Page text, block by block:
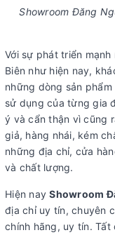
Showroom Đăng
Với sự phát triển
Biên như hiện nay,
những dòng sản
sử dụng của từng gia
ý và cẩn thận vì cũng
giả, hàng nhái, kém
những địa chỉ, cửa
và chất lượng.
Hiện nayShowroom
địa chỉ uy tín, chuyên
chính hãng, uy tín. Tất